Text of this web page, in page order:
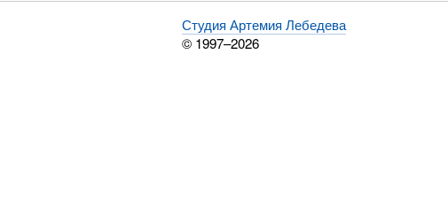
Студия Артемия Лебедева
© 1997–2026